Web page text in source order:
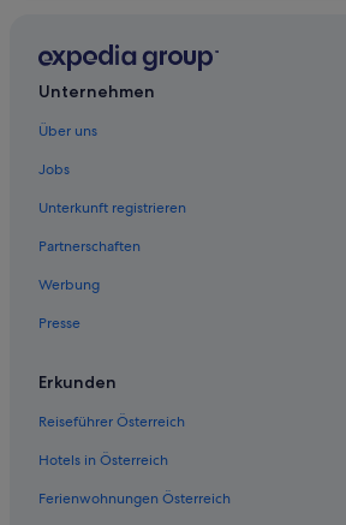
Unternehmen
Über uns
Jobs
Unterkunft registrieren
Partnerschaften
Werbung
Presse
Erkunden
Reiseführer Österreich
Hotels in Österreich
Ferienwohnungen Österreich